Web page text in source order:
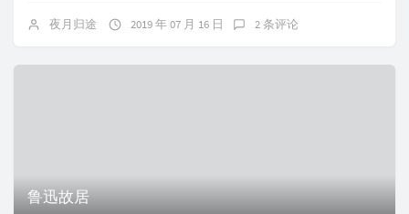
夜月归途 2019 年 07 月 16 日 2 条评论
鲁迅故居